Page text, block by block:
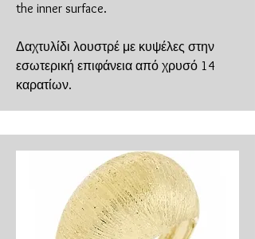
the inner surface.
Δαχτυλίδι λουστρέ με κυψέλες στην
εσωτερική επιφάνεια από χρυσό 14
καρατίων.